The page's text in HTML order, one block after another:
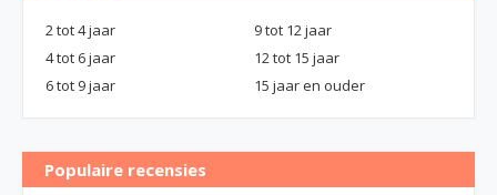
2 tot 4 jaar
9 tot 12 jaar
4 tot 6 jaar
12 tot 15 jaar
6 tot 9 jaar
15 jaar en ouder
Populaire recensies